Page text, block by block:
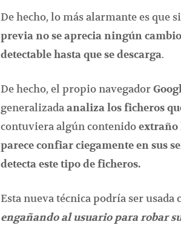
De hecho, lo más alarmante es que
previa no se aprecia ningún
detectable hasta que se descarga.
De hecho, el propio navegador
generalizadaanaliza los ficheros
contuviera algún contenidoextraño
parece confiar ciegamente en sus
detecta este tipo de ficheros.
Esta nueva técnica podría ser usada
engañando al usuario para robar